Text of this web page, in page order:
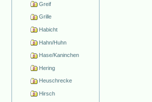
Greif
Grille
Habicht
Hahn/Huhn
Hase/Kaninchen
Hering
Heuschrecke
Hirsch